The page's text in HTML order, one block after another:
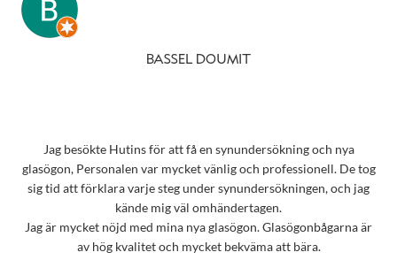
BASSEL DOUMIT
Jag besökte Hutins för att få en synundersökning och nya
glasögon, Personalen var mycket vänlig och professionell. De tog
sig tid att förklara varje steg under synundersökningen, och jag
kände mig väl omhändertagen.
Jag är mycket nöjd med mina nya glasögon. Glasögonbågarna är
av hög kvalitet och mycket bekväma att bära.